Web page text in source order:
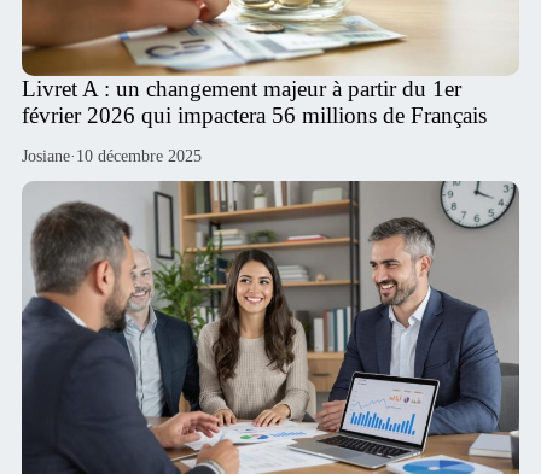
Livret A : un changement majeur à partir du 1er
février 2026 qui impactera 56 millions de Français
Josiane· 10 décembre 2025